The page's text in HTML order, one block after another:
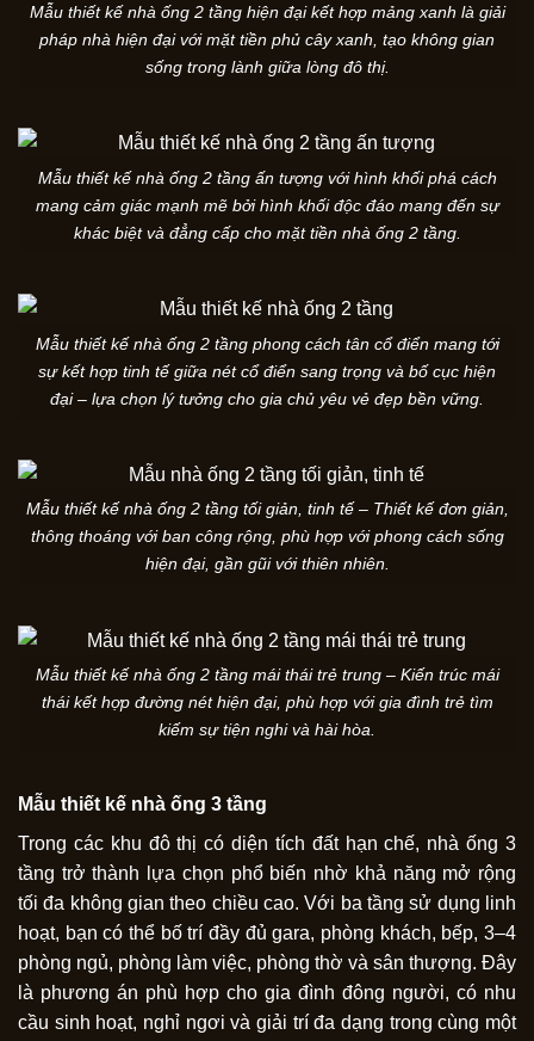
Mẫu thiết kế nhà ống 2 tầng hiện đại kết hợp mảng xanh là giải
pháp nhà hiện đại với mặt tiền phủ cây xanh, tạo không gian
sống trong lành giữa lòng đô thị.
Mẫu thiết kế nhà ống 2 tầng ấn tượng với hình khối phá cách
mang cảm giác mạnh mẽ bởi hình khối độc đáo mang đến sự
khác biệt và đẳng cấp cho mặt tiền nhà ống 2 tầng.
Mẫu thiết kế nhà ống 2 tầng phong cách tân cổ điển mang tới
sự kết hợp tinh tế giữa nét cổ điển sang trọng và bố cục hiện
đại – lựa chọn lý tưởng cho gia chủ yêu vẻ đẹp bền vững.
Mẫu thiết kế nhà ống 2 tầng tối giản, tinh tế – Thiết kế đơn giản,
thông thoáng với ban công rộng, phù hợp với phong cách sống
hiện đại, gần gũi với thiên nhiên.
Mẫu thiết kế nhà ống 2 tầng mái thái trẻ trung – Kiến trúc mái
thái kết hợp đường nét hiện đại, phù hợp với gia đình trẻ tìm
kiếm sự tiện nghi và hài hòa.
Mẫu thiết kế nhà ống 3 tầng
Trong các khu đô thị có diện tích đất hạn chế, nhà ống 3
tầng trở thành lựa chọn phổ biến nhờ khả năng mở rộng
tối đa không gian theo chiều cao. Với ba tầng sử dụng linh
hoạt, bạn có thể bố trí đầy đủ gara, phòng khách, bếp, 3–4
phòng ngủ, phòng làm việc, phòng thờ và sân thượng. Đây
là phương án phù hợp cho gia đình đông người, có nhu
cầu sinh hoạt, nghỉ ngơi và giải trí đa dạng trong cùng một